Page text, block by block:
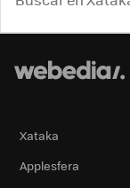
Xataka
Applesfera